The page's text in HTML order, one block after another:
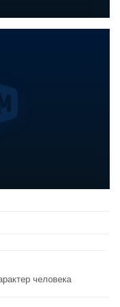
человека